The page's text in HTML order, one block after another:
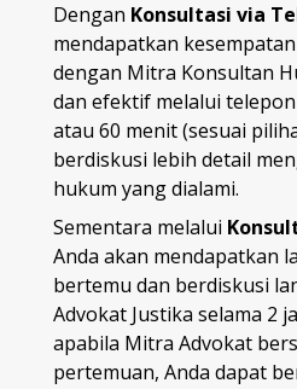
Dengan Konsultasi via
mendapatkan
dengan Mitra Konsultan
dan efektif melalui
atau 60 menit (sesuai
berdiskusi lebih detail
hukum yang dialami.
Sementara melalui
Anda akan mendapatkan
bertemu dan berdiskusi
Advokat Justika selama 2
apabila Mitra Advokat
pertemuan, Anda dapat